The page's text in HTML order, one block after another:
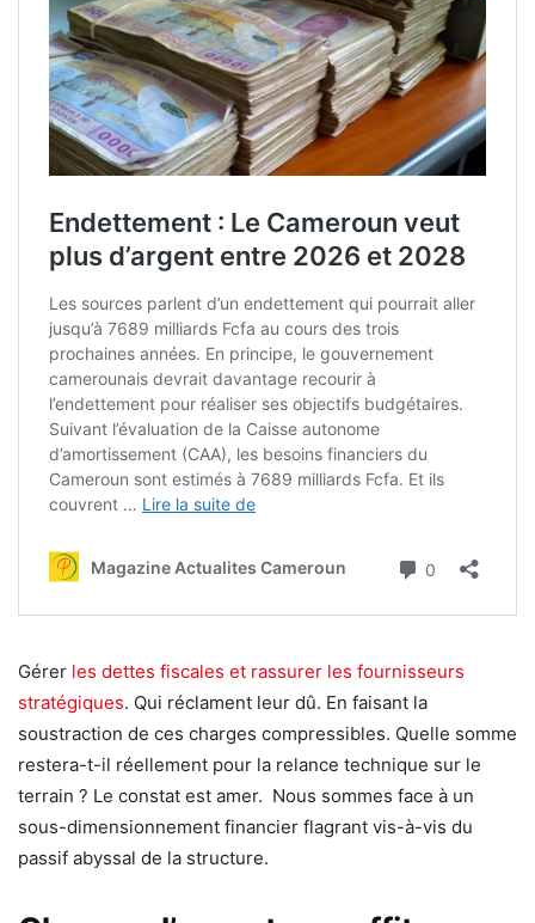
Gérer les dettes fiscales et rassurer les fournisseurs
stratégiques. Qui réclament leur dû. En faisant la
soustraction de ces charges compressibles. Quelle somme
restera-t-il réellement pour la relance technique sur le
terrain ? Le constat est amer. Nous sommes face à un
sous-dimensionnement financier flagrant vis-à-vis du
passif abyssal de la structure.